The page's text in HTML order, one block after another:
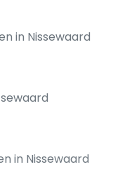
in Nissewaard
in Nissewaard